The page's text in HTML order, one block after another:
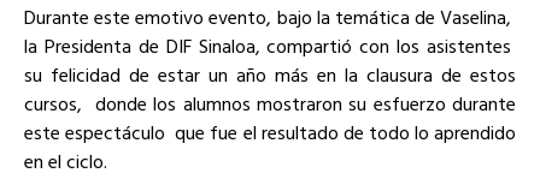
Durante este emotivo evento, bajo la temática de Vaselina,
la Presidenta de DIF Sinaloa, compartió con los asistentes
su felicidad de estar un año más en la clausura de estos
cursos, donde los alumnos mostraron su esfuerzo durante
este espectáculo que fue el resultado de todo lo aprendido
en el ciclo.